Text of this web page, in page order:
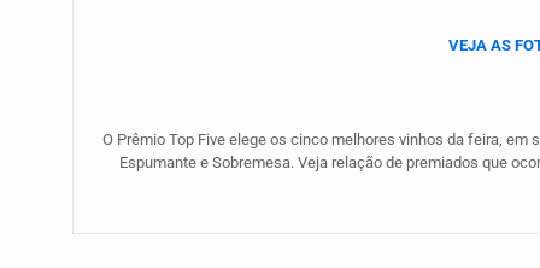
VEJA AS
O Prêmio Top Five elege os cinco melhores vinhos da feira,
Espumante e Sobremesa. Veja relação de premiados que